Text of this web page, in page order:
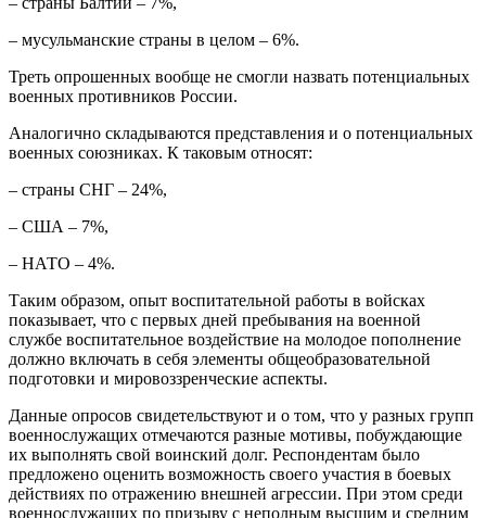
– мусульманские страны в целом – 6%.
Треть опрошенных вообще не смогли назвать потенциальных
военных противников России.
Аналогично складываются представления и о потенциальных
военных союзниках. К таковым относят:
– страны СНГ – 24%,
– США – 7%,
– НАТО – 4%.
Таким образом, опыт воспитательной работы в войсках
показывает, что с первых дней пребывания на военной
службе воспитательное воздействие на молодое пополнение
должно включать в себя элементы общеобразовательной
подготовки и мировоззренческие аспекты.
Данные опросов свидетельствуют и о том, что у разных групп
военнослужащих отмечаются разные мотивы, побуждающие
их выполнять свой воинский долг. Респондентам было
предложено оценить возможность своего участия в боевых
действиях по отражению внешней агрессии. При этом среди
военнослужащих по призыву с неполным высшим и средним